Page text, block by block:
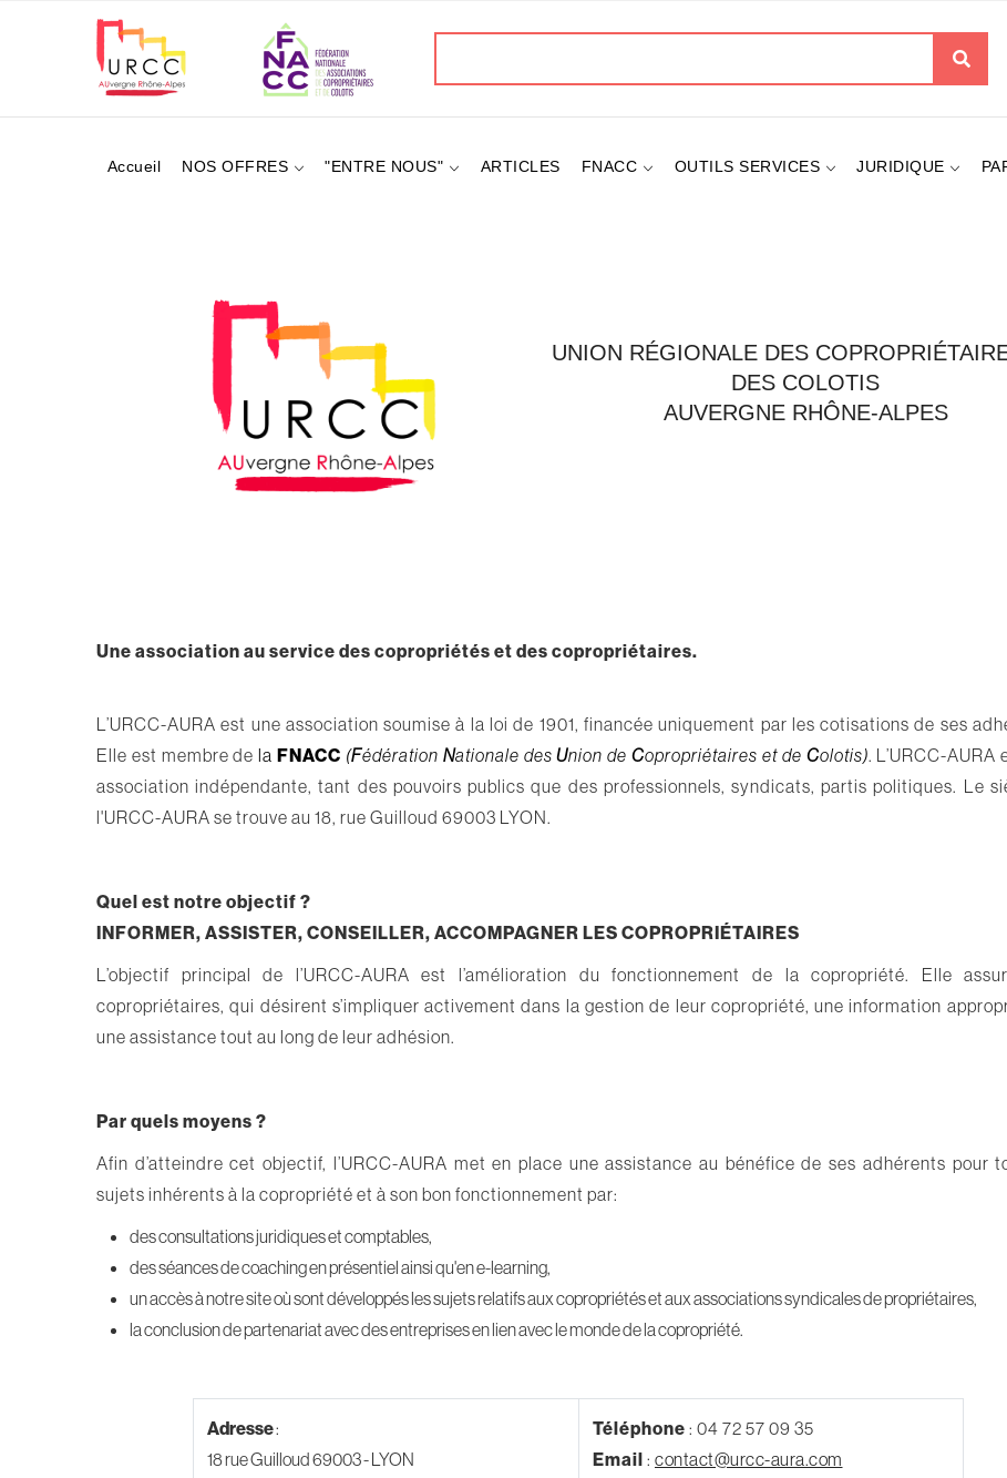
Accueil NOS OFFRES "ENTRE NOUS" ARTICLES FNACC OUTILS SERVICES JURIDIQUE
UNION RÉGIONALE DES
DES COLOTIS
AUVERGNE RHÔNE-ALPES
Une association au service des copropriétés et des copropriétaires.
L’URCC-AURA est une association soumise à la loi de 1901, financée uniquement par les cotisations de ses
Elle est membre delaFNACC (Fédération Nationale desUnion deCopropriétaires et de Colotis). L’URCC-AURA
association indépendante, tant des pouvoirs publics que des professionnels, syndicats, partis politiques. Le
l'URCC-AURA se trouve au 18, rue Guilloud 69003 LYON.
Quel est notre objectif ?
INFORMER, ASSISTER, CONSEILLER, ACCOMPAGNER LES COPROPRIÉTAIRES
L’objectif principal de l’URCC-AURA est l’amélioration du fonctionnement de la copropriété. Elle
copropriétaires, qui désirent s’impliquer activement dans la gestion de leur copropriété, une information
une assistance tout au long de leur adhésion.
Par quels moyens ?
Afin d’atteindre cet objectif, l’URCC-AURA met en place une assistance au bénéfice de ses adhérents pour
sujets inhérents à la copropriété et à son bon fonctionnement par:
des consultations juridiques et comptables,
des séances de coaching en présentiel ainsi qu'en e-learning,
un accès à notre site où sont développés les sujets relatifs aux copropriétés et aux associations syndicales de propriétaires,
la conclusion de partenariat avec des entreprises en lien avec le monde de la copropriété.
Adresse:
18 rue Guilloud 69003 - LYON
Téléphone : 04 72 57 09 35
Email : contact@urcc-aura.com